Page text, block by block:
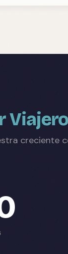
creciente